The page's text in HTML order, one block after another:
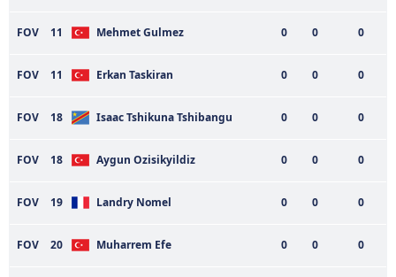
FOV 11 Mehmet Gulmez 0 0 0
FOV 11 Erkan Taskiran 0 0 0
FOV 18 Isaac Tshikuna Tshibangu 0 0 0
FOV 18 Aygun Ozisikyildiz 0 0 0
FOV 19 Landry Nomel 0 0 0
FOV 20 Muharrem Efe 0 0 0